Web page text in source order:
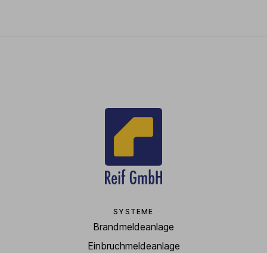
SYSTEME
Brandmeldeanlage
Einbruchmeldeanlage